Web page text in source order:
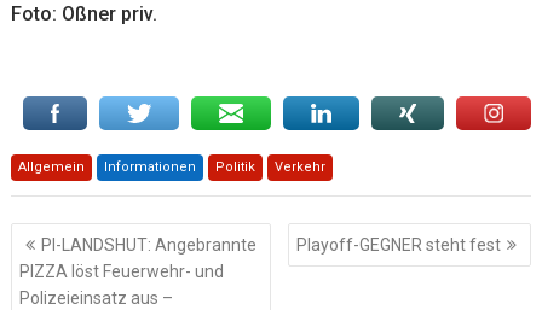
Foto: Oßner priv.
Allgemein Informationen Politik Verkehr
Beitragsnavigation
PI-LANDSHUT: Angebrannte
PIZZA löst Feuerwehr- und
Polizeieinsatz aus –
Playoff-GEGNER steht fest